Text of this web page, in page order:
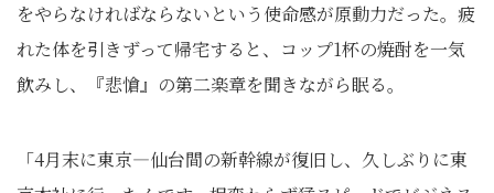
をやらなければならないという使命感が原動力だった。疲
れた体を引きずって帰宅すると、コップ1杯の焼酎を一気
飲みし、『悲愴』の第二楽章を聞きながら眠る。
「4月末に東京―仙台間の新幹線が復旧し、久しぶりに東